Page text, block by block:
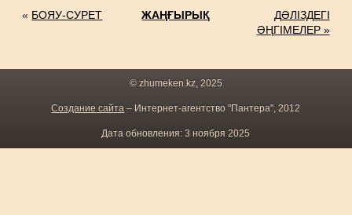
« БОЯУ-СУРЕТ ЖАҢҒЫРЫҚ
ДӘЛІЗДЕГІ
ӘҢГІМЕЛЕР »
© zhumeken.kz, 2025
Создание сайта – Интернет-агентство "Пантера", 2012
Дата обновления: 3 ноября 2025